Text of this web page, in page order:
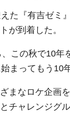
えた『有吉ゼ
が到着した。
この秋で10年
まってもう10
まなロケ企画
チャレンジグ